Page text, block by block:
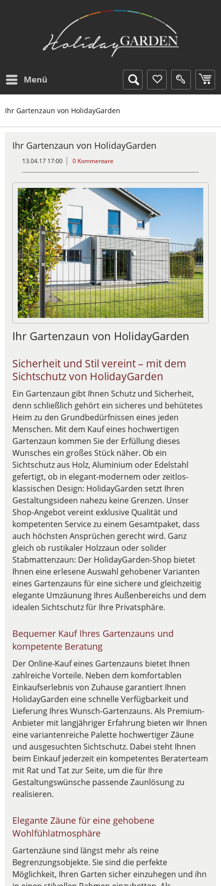
Menü
Ihr Gartenzaun von HolidayGarden
Ihr Gartenzaun von HolidayGarden
13.04.17 17:00 0 Kommentare
Ihr Gartenzaun von HolidayGarden
Sicherheit und Stil vereint – mit dem
Sichtschutz von HolidayGarden
Ein Gartenzaun gibt Ihnen Schutz und Sicherheit,
denn schließlich gehört ein sicheres und behütetes
Heim zu den Grundbedürfnissen eines jeden
Menschen. Mit dem Kauf eines hochwertigen
Gartenzaun kommen Sie der Erfüllung dieses
Wunsches ein großes Stück näher. Ob ein
Sichtschutz aus Holz, Aluminium oder Edelstahl
gefertigt, ob in elegant-modernem oder zeitlos-
klassischen Design: HolidayGarden setzt Ihren
Gestaltungsideen nahezu keine Grenzen. Unser
Shop-Angebot vereint exklusive Qualität und
kompetenten Service zu einem Gesamtpaket, dass
auch höchsten Ansprüchen gerecht wird. Ganz
gleich ob rustikaler Holzzaun oder solider
Stabmattenzaun: Der HolidayGarden-Shop bietet
Ihnen eine erlesene Auswahl gehobener Varianten
eines Gartenzauns für eine sichere und gleichzeitig
elegante Umzäunung Ihres Außenbereichs und dem
idealen Sichtschutz für Ihre Privatsphäre.
Bequemer Kauf Ihres Gartenzauns und
kompetente Beratung
Der Online-Kauf eines Gartenzauns bietet Ihnen
zahlreiche Vorteile. Neben dem komfortablen
Einkaufserlebnis von Zuhause garantiert Ihnen
HolidayGarden eine schnelle Verfügbarkeit und
Lieferung Ihres Wunsch-Gartenzauns. Als Premium-
Anbieter mit langjähriger Erfahrung bieten wir Ihnen
eine variantenreiche Palette hochwertiger Zäune
und ausgesuchten Sichtschutz. Dabei steht Ihnen
beim Einkauf jederzeit ein kompetentes Beraterteam
mit Rat und Tat zur Seite, um die für Ihre
Gestaltungswünsche passende Zaunlösung zu
realisieren.
Elegante Zäune für eine gehobene
Wohlfühlatmosphäre
Gartenzäune sind längst mehr als reine
Begrenzungsobjekte. Sie sind die perfekte
Möglichkeit, Ihren Garten sicher einzuhegen und ihn